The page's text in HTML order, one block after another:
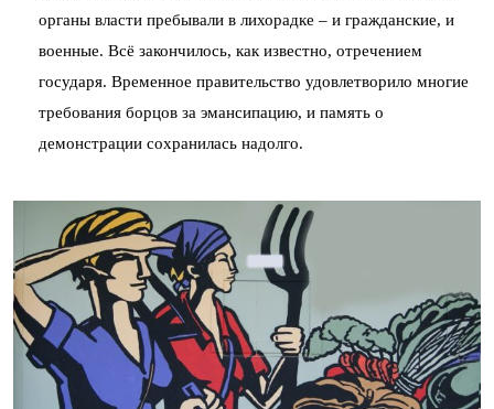
органы власти пребывали в лихорадке – и гражданские, и
военные. Всё закончилось, как известно, отречением
государя. Временное правительство удовлетворило многие
требования борцов за эмансипацию, и память о
демонстрации сохранилась надолго.